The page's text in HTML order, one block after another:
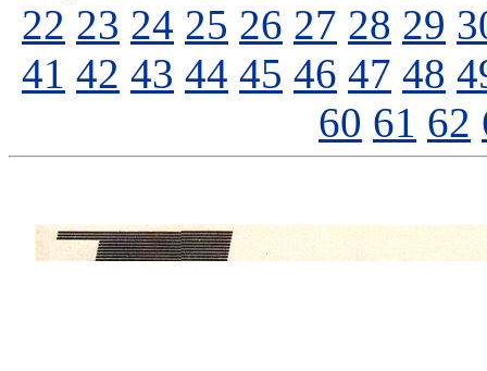
22 23 24 25 26 27 28 29
41 42 43 44 45 46 47 48
60 61 62